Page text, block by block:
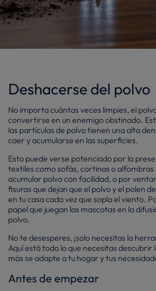
Deshacerse del polvo
No importa cuántas veces limpies, el
convertirse en un enemigo obstinado.
las partículas de polvo tienen una alta
caer y acumularse en las superficies.
Esto puede verse potenciado por la
textiles como sofás, cortinas o alfombras
acumular polvo con facilidad, o por
fisuras que dejan que el polvo y el polen
en tu casa cada vez que sopla el viento.
papel que juegan las mascotas en la
polvo.
No te desesperes, ¡solo necesitas la
Aquí está todo lo que necesitas descubrir
más se adapte a tu hogar y tus
Antes de empezar